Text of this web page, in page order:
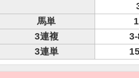
馬単
3連複
3連単